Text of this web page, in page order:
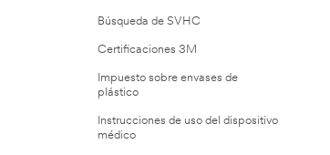
Búsqueda de SVHC
Certificaciones 3M
Impuesto sobre envases de
plástico
Instrucciones de uso del dispositivo
médico